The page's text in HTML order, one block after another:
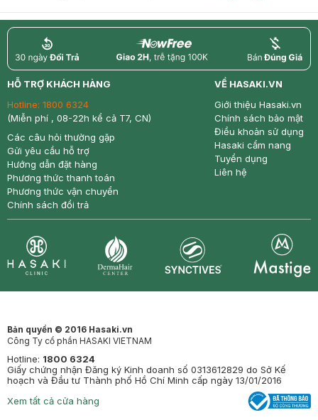
return nowfree price
HỖ TRỢ KHÁCH HÀNG
Hotline: 1800 6324
(Miễn phí , 08-22h kể cả T7, CN)
Các câu hỏi thường gặp
Gửi yêu cầu hỗ trợ
Hướng dẫn đặt hàng
Phương thức thanh toán
Phương thức vận chuyển
Chính sách đổi trả
VỀ HASAKI.VN
Giới thiệu Hasaki.vn
Chính sách bảo mật
Điều khoản sử dụng
Hasaki cẩm nang
Tuyển dụng
Liên hệ
Bản quyền © 2016 Hasaki.vn
Công Ty cổ phần HASAKI VIETNAM
Hotline: 1800 6324
Giấy chứng nhận Đăng ký Kinh doanh số 0313612829 do Sở Kế
hoạch và Đầu tư Thành phố Hồ Chí Minh cấp ngày 13/01/2016
Xem tất cả cửa hàng